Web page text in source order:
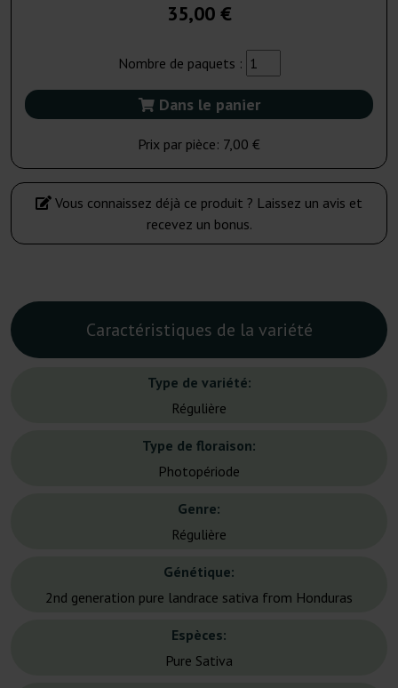
35,00 €
Nombre de paquets :
Dans le panier
Prix par pièce: 7,00 €
Vous connaissez déjà ce produit ? Laissez un avis et
recevez un bonus.
Caractéristiques de la variété
Type de variété:
Régulière
Type de floraison:
Photopériode
Genre:
Régulière
Génétique:
2nd generation pure landrace sativa from Honduras
Espèces:
Pure Sativa